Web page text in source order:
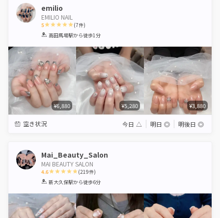
emilio
EMILIO NAIL
5
1 2 3 4 5
(7件)
高田馬場駅から徒歩1分
¥6,880 ¥5,280 ¥3,880
空き状況 今日 △ 明日 ◎ 明後日 ◎
Mai_Beauty_Salon
MAI BEAUTY SALON
4.6
1 2 3 4 5
(219件)
新大久保駅から徒歩6分